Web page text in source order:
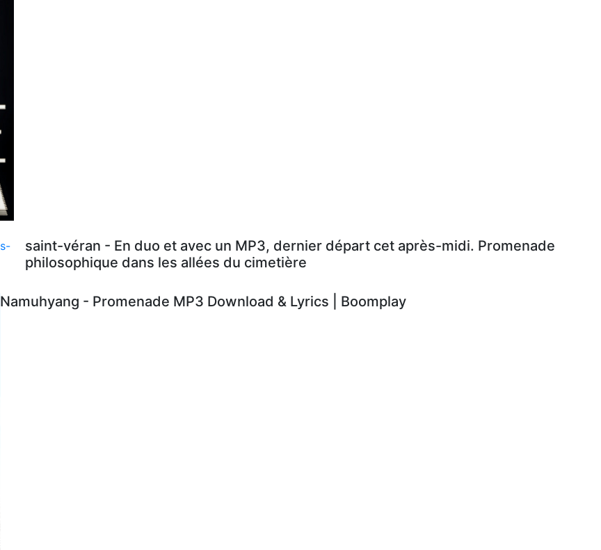
saint-véran - En duo et avec un MP3, dernier départ cet après-midi. Promenade
philosophique dans les allées du cimetière
Namuhyang - Promenade MP3 Download & Lyrics | Boomplay